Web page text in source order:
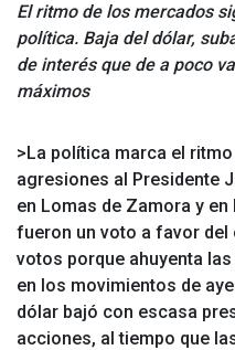
El ritmo de los mercados
política. Baja del dólar,
de interés que de a poco
máximos
>La política marca el
agresiones al Presidente
en Lomas de Zamora y
fueron un voto a favor
votos porque ahuyenta
en los movimientos de
dólar bajó con escasa
acciones, al tiempo que